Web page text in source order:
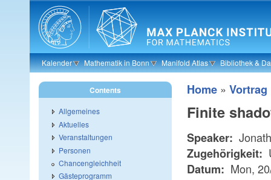
Skip to main content
Kalender Mathematik in Bonn Manifold Atlas Bibliothek &
Home » Vortrag
Finite
Speaker:
Zugehörigkeit:
Datum: Mon,
Contents
Allgemeines
Aktuelles
Veranstaltungen
Personen
Chancengleichheit
Gästeprogramm